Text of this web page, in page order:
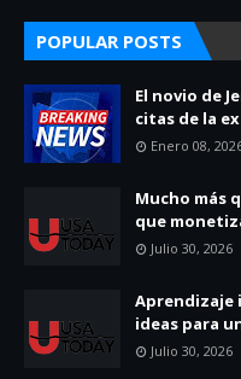
POPULAR POSTS
El novio de
citas de la ex
Enero 08,
Mucho más
que
Julio 30, 2026
Aprendizaje
ideas para
Julio 30, 2026